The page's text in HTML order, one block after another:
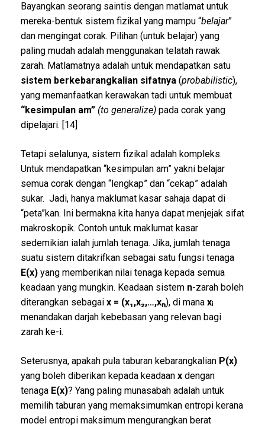
Bayangkan seorang saintis dengan matlamat untuk
mereka-bentuk sistem fizikal yang mampu “belajar”
dan mengingat corak. Pilihan (untuk belajar) yang
paling mudah adalah menggunakan telatah rawak
zarah. Matlamatnya adalah untuk mendapatkan satu
sistem berkebarangkalian sifatnya (probabilistic),
yang memanfaatkan kerawakan tadi untuk membuat
“kesimpulan am” (to generalize) pada corak yang
dipelajari. [14]
Tetapi selalunya, sistem fizikal adalah kompleks.
Untuk mendapatkan “kesimpulan am” yakni belajar
semua corak dengan “lengkap” dan “cekap” adalah
sukar. Jadi, hanya maklumat kasar sahaja dapat di
“peta”kan. Ini bermakna kita hanya dapat menjejak sifat
makroskopik. Contoh untuk maklumat kasar
sedemikian ialah jumlah tenaga. Jika, jumlah tenaga
suatu sistem ditakrifkan sebagai satu fungsi tenaga
E(x) yang memberikan nilai tenaga kepada semua
keadaan yang mungkin. Keadaan sistem n-zarah boleh
diterangkan sebagai x = (x₁,x₂,…,xₙ), di mana xᵢ
menandakan darjah kebebasan yang relevan bagi
zarah ke-i.
Seterusnya, apakah pula taburan kebarangkalian P(x)
yang boleh diberikan kepada keadaan x dengan
tenaga E(x)? Yang paling munasabah adalah untuk
memilih taburan yang memaksimumkan entropi kerana
model entropi maksimum mengurangkan berat